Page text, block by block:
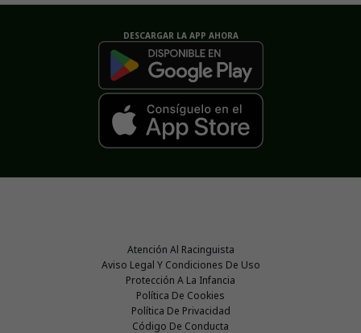
DESCARGAR LA APP AHORA
Atención Al Racinguista
Aviso Legal Y Condiciones De Uso
Protección A La Infancia
Política De Cookies
Política De Privacidad
Código De Conducta